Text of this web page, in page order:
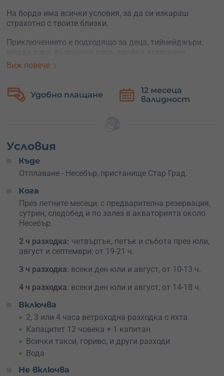
На борда има всички условия, за да си изкараш
страхотно с твоите близки.
Приключението е подходящо за деца, тийнейджъри,
приятели, ергенско парти, тийм билдинг. Подходящо за
Ще бъдеш посрещнат от
опитен капитани неговият
На борда има всичко необходимо да се радвате на на
красивите гледки с по едно охладено питие, а кухнята е
оборудвана за приготвяне на коктейли или лека
Ваучерът е подходящподаръкза двойка, ергенско /
моминско парти, за всеки любител на морето.
Виж повече
12 месеца
валидност
Безплатна
замяна
Условия
Къде
Отплаване - Несебър, пристанище Стар Град.
Кога
През летните месеци, с предварителна резервация,
сутрин, следобед и по залез в акваторията около
Несебър.
2 ч разходка: четвъртък, петък и събота през юли,
август и септември; от 19-21 ч.
3 ч разходка: всеки ден юли и август, от 10-13 ч.
4 ч разходка: всеки ден юли и август, от 14-18 ч.
Включва
2, 3 или 4 часа ветроходна разходка с яхта
Капацитет 12 човека + 1 капитан
Всички такси, гориво, и други разходи
Вода
Не включва